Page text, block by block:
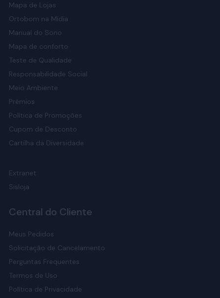
Mapa de Lojas
Ortobom na Mídia
Manual do Sono
Mapa de conforto
Teste de Qualidade
Responsabilidade Social
Meio Ambiente
Prêmios
Política de Promoções
Cupom de Desconto
Cartilha da Diversidade
Extranet
Sisloja
Central do Cliente
Meus Pedidos
Solicitação de Cancelamento
Perguntas Frequentes
Termos de Uso
Política de Privacidade